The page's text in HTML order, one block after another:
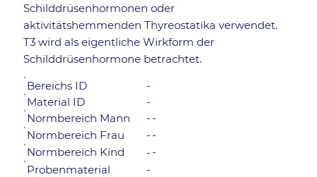
Schilddrüsenhormonen oder
aktivitätshemmenden Thyreostatika verwendet.
T3 wird als eigentliche Wirkform der
Schilddrüsenhormone betrachtet.
Bereichs ID
-
Material ID
-
Normbereich Mann
- -
Normbereich Frau
- -
Normbereich Kind
- -
Probenmaterial
-